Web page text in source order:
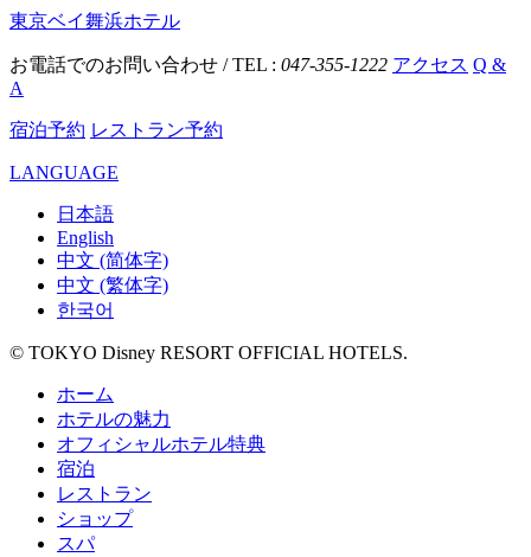
東京ベイ舞浜ホテル
お電話でのお問い合わせ / TEL : 047-355-1222 アクセス Q &
A
宿泊予約 レストラン予約
LANGUAGE
日本語
English
中文 (简体字)
中文 (繁体字)
한국어
© TOKYO Disney RESORT OFFICIAL HOTELS.
ホーム
ホテルの魅力
オフィシャルホテル特典
宿泊
レストラン
ショップ
スパ